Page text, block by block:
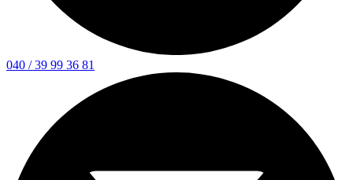
040 / 39 99 36 81